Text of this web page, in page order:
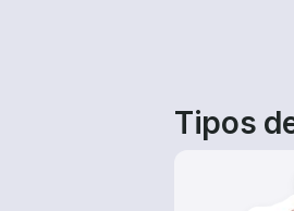
Tipos